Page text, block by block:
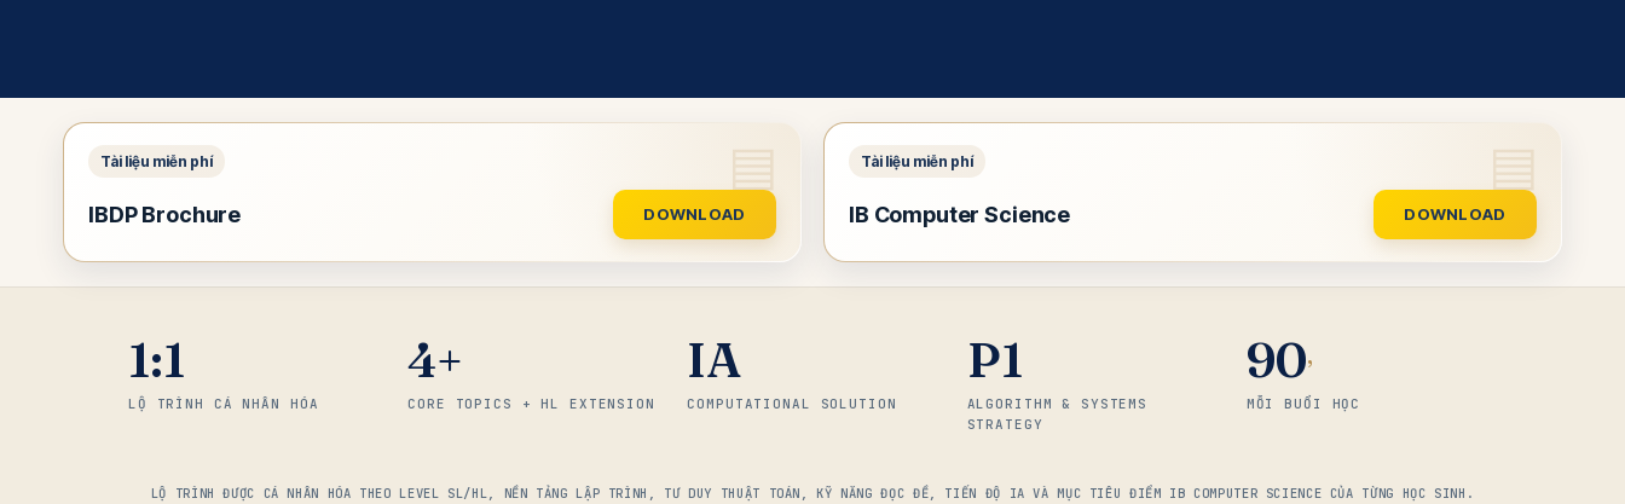
IBDP Brochure DOWNLOAD IB Computer Science DOWNLOAD
1:1
LỘ TRÌNH CÁ NHÂN HÓA
4+
CORE TOPICS + HL EXTENSION
IA
COMPUTATIONAL SOLUTION
P1
ALGORITHM & SYSTEMS
STRATEGY
90’
MỖI BUỔI HỌC
LỘ TRÌNH ĐƯỢC CÁ NHÂN HÓA THEO LEVEL SL/HL, NỀN TẢNG LẬP TRÌNH, TƯ DUY THUẬT TOÁN, KỸ NĂNG ĐỌC ĐỀ, TIẾN ĐỘ IA VÀ MỤC TIÊU ĐIỂM IB COMPUTER SCIENCE CỦA TỪNG HỌC SINH.